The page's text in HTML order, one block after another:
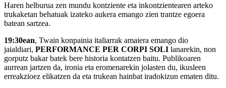
Haren helburua zen mundu kontziente eta inkontzientearen arteko
trukaketan behatuak izateko aukera emango zien trantze egoera
batean sartzea.
19:30ean, Twain konpainia italiarrak amaiera emango dio
jaialdiari, PERFORMANCE PER CORPI SOLI lanarekin, non
gorputz bakar batek bere historia kontatzen baitu. Publikoaren
aurrean jartzen da, ironia eta eromenarekin jolasten du, ikusleen
erreakzioez elikatzen da eta trukean hainbat iradokizun ematen ditu.